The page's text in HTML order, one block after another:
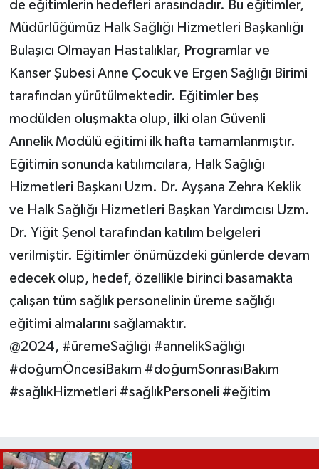
de eğitimlerin hedefleri arasındadır. Bu eğitimler,
Müdürlüğümüz Halk Sağlığı Hizmetleri Başkanlığı
Bulaşıcı Olmayan Hastalıklar, Programlar ve
Kanser Şubesi Anne Çocuk ve Ergen Sağlığı Birimi
tarafından yürütülmektedir. Eğitimler beş
modülden oluşmakta olup, ilki olan Güvenli
Annelik Modülü eğitimi ilk hafta tamamlanmıştır.
Eğitimin sonunda katılımcılara, Halk Sağlığı
Hizmetleri Başkanı Uzm. Dr. Ayşana Zehra Keklik
ve Halk Sağlığı Hizmetleri Başkan Yardımcısı Uzm.
Dr. Yiğit Şenol tarafından katılım belgeleri
verilmiştir. Eğitimler önümüzdeki günlerde devam
edecek olup, hedef, özellikle birinci basamakta
çalışan tüm sağlık personelinin üreme sağlığı
eğitimi almalarını sağlamaktır.
@2024, #üremeSağlığı #annelikSağlığı
#doğumÖncesiBakım #doğumSonrasıBakım
#sağlıkHizmetleri #sağlıkPersoneli #eğitim